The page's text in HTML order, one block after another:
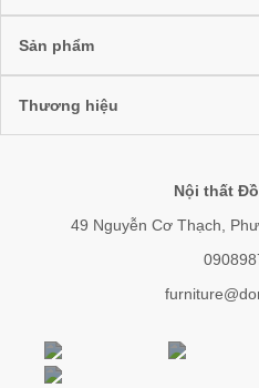
Sản phẩm
Thương hiệu
Nội thất
49 Nguyễn Cơ Thạch,